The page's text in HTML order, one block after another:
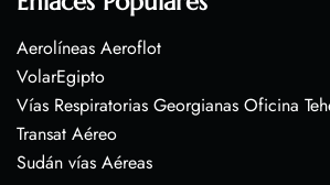
Aerolíneas Aeroflot
VolarEgipto
Vías Respiratorias Georgianas Oficina
Transat Aéreo
Sudán vías Aéreas